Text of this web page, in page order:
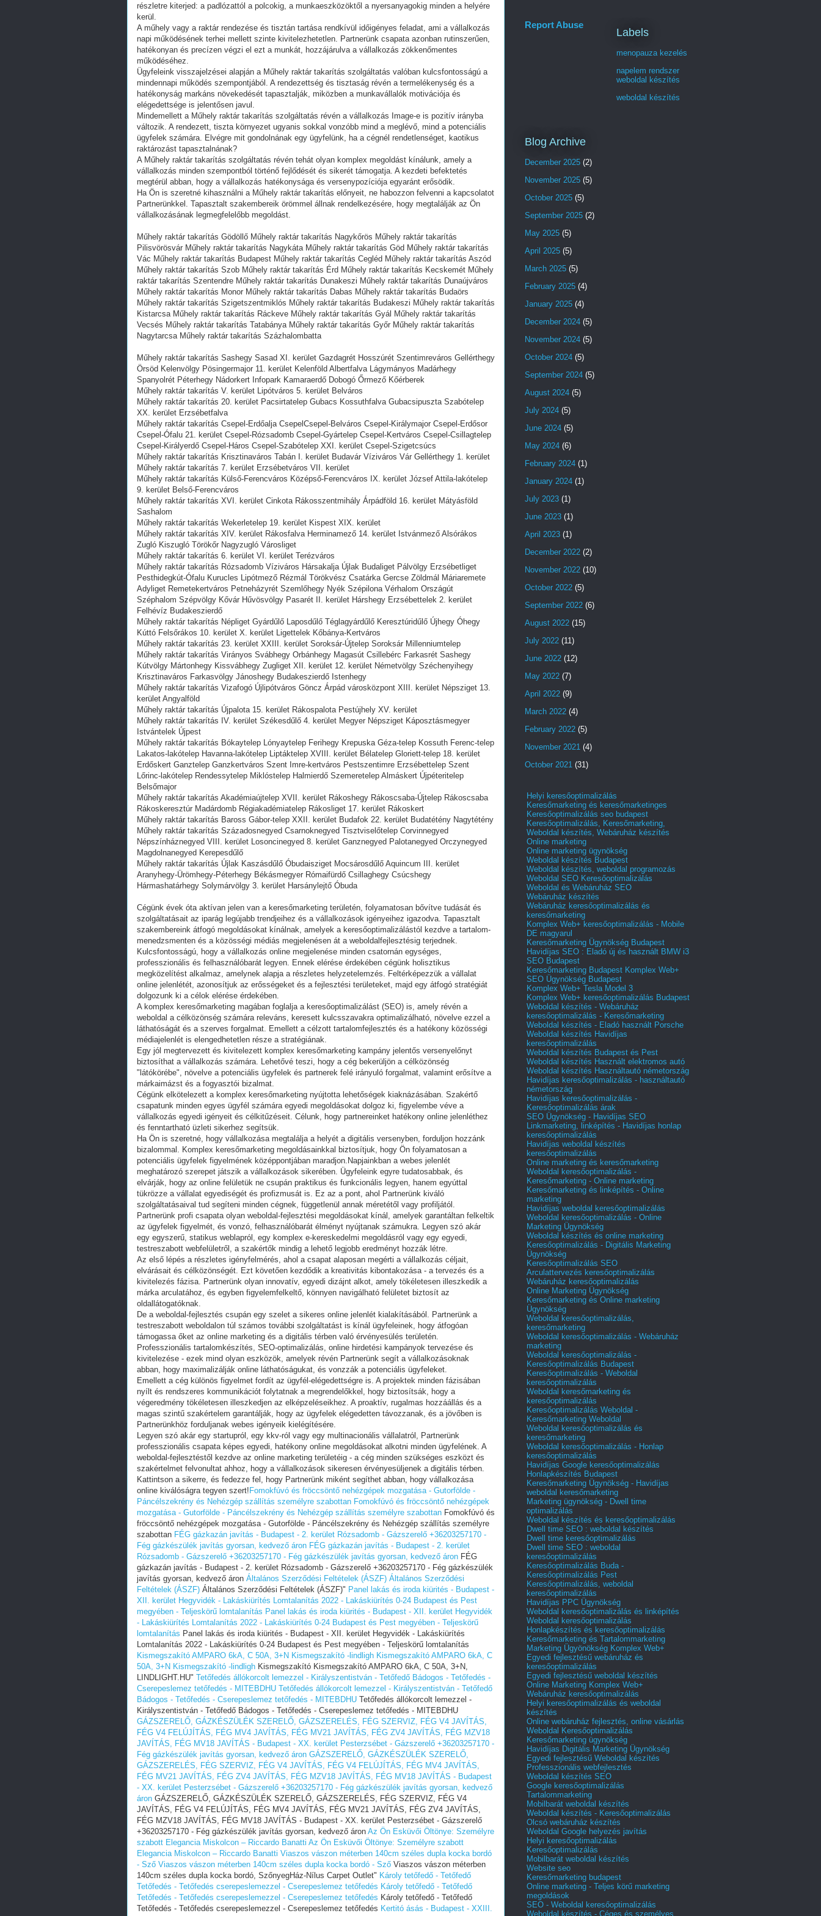
részletre kiterjed: a padlózattól a polcokig, a munkaeszközöktől a nyersanyagokig minden a helyére
kerül.
A műhely vagy a raktár rendezése és tisztán tartása rendkívül időigényes feladat, ami a vállalkozás
napi működésének terhei mellett szinte kivitelezhetetlen. Partnerünk csapata azonban rutinszerűen,
hatékonyan és precízen végzi el ezt a munkát, hozzájárulva a vállalkozás zökkenőmentes
működéséhez.
Ügyfeleink visszajelzései alapján a Műhely raktár takarítás szolgáltatás valóban kulcsfontosságú a
mindennapi működés szempontjából. A rendezettség és tisztaság révén a termelékenység és a
hatékonyság markáns növekedését tapasztalják, miközben a munkavállalók motivációja és
elégedettsége is jelentősen javul.
Mindemellett a Műhely raktár takarítás szolgáltatás révén a vállalkozás Image-e is pozitív irányba
változik. A rendezett, tiszta környezet ugyanis sokkal vonzóbb mind a meglévő, mind a potenciális
ügyfelek számára. Elvégre mit gondolnának egy ügyfelünk, ha a cégnél rendetlenséget, kaotikus
raktározást tapasztalnának?
A Műhely raktár takarítás szolgáltatás révén tehát olyan komplex megoldást kínálunk, amely a
vállalkozás minden szempontból történő fejlődését és sikerét támogatja. A kezdeti befektetés
megtérül abban, hogy a vállalkozás hatékonysága és versenypozíciója egyaránt erősödik.
Ha Ön is szeretné kihasználni a Műhely raktár takarítás előnyeit, ne habozzon felvenni a kapcsolatot
Partnerünkkel. Tapasztalt szakembereik örömmel állnak rendelkezésére, hogy megtalálják az Ön
vállalkozásának legmegfelelőbb megoldást.
Műhely raktár takarítás Gödöllő Műhely raktár takarítás Nagykőrös Műhely raktár takarítás
Pilisvörösvár Műhely raktár takarítás Nagykáta Műhely raktár takarítás Göd Műhely raktár takarítás
Vác Műhely raktár takarítás Budapest Műhely raktár takarítás Cegléd Műhely raktár takarítás Aszód
Műhely raktár takarítás Szob Műhely raktár takarítás Érd Műhely raktár takarítás Kecskemét Műhely
raktár takarítás Szentendre Műhely raktár takarítás Dunakeszi Műhely raktár takarítás Dunaújváros
Műhely raktár takarítás Monor Műhely raktár takarítás Dabas Műhely raktár takarítás Budaörs
Műhely raktár takarítás Szigetszentmiklós Műhely raktár takarítás Budakeszi Műhely raktár takarítás
Kistarcsa Műhely raktár takarítás Ráckeve Műhely raktár takarítás Gyál Műhely raktár takarítás
Vecsés Műhely raktár takarítás Tatabánya Műhely raktár takarítás Győr Műhely raktár takarítás
Nagytarcsa Műhely raktár takarítás Százhalombatta
Műhely raktár takarítás Sashegy Sasad XI. kerület Gazdagrét Hosszúrét Szentimreváros Gellérthegy
Örsöd Kelenvölgy Pösingermajor 11. kerület Kelenföld Albertfalva Lágymányos Madárhegy
Spanyolrét Péterhegy Nádorkert Infopark Kamaraerdő Dobogó Őrmező Kőérberek
Műhely raktár takarítás V. kerület Lipótváros 5. kerület Belváros
Műhely raktár takarítás 20. kerület Pacsirtatelep Gubacs Kossuthfalva Gubacsipuszta Szabótelep
XX. kerület Erzsébetfalva
Műhely raktár takarítás Csepel-Erdőalja CsepelCsepel-Belváros Csepel-Királymajor Csepel-Erdősor
Csepel-Ófalu 21. kerület Csepel-Rózsadomb Csepel-Gyártelep Csepel-Kertváros Csepel-Csillagtelep
Csepel-Királyerdő Csepel-Háros Csepel-Szabótelep XXI. kerület Csepel-Szigetcsúcs
Műhely raktár takarítás Krisztinaváros Tabán I. kerület Budavár Víziváros Vár Gellérthegy 1. kerület
Műhely raktár takarítás 7. kerület Erzsébetváros VII. kerület
Műhely raktár takarítás Külső-Ferencváros Középső-Ferencváros IX. kerület József Attila-lakótelep
9. kerület Belső-Ferencváros
Műhely raktár takarítás XVI. kerület Cinkota Rákosszentmihály Árpádföld 16. kerület Mátyásföld
Sashalom
Műhely raktár takarítás Wekerletelep 19. kerület Kispest XIX. kerület
Műhely raktár takarítás XIV. kerület Rákosfalva Herminamező 14. kerület Istvánmező Alsórákos
Zugló Kiszugló Törökőr Nagyzugló Városliget
Műhely raktár takarítás 6. kerület VI. kerület Terézváros
Műhely raktár takarítás Rózsadomb Víziváros Hársakalja Újlak Budaliget Pálvölgy Erzsébetliget
Pesthidegkút-Ófalu Kurucles Lipótmező Rézmál Törökvész Csatárka Gercse Zöldmál Máriaremete
Adyliget Remetekertváros Petneházyrét Szemlőhegy Nyék Szépilona Vérhalom Országút
Széphalom Szépvölgy Kővár Hűvösvölgy Pasarét II. kerület Hárshegy Erzsébettelek 2. kerület
Felhévíz Budakeszierdő
Műhely raktár takarítás Népliget Gyárdűlő Laposdűlő Téglagyárdűlő Keresztúridűlő Újhegy Óhegy
Kúttó Felsőrákos 10. kerület X. kerület Ligettelek Kőbánya-Kertváros
Műhely raktár takarítás 23. kerület XXIII. kerület Soroksár-Újtelep Soroksár Millenniumtelep
Műhely raktár takarítás Virányos Svábhegy Orbánhegy Magasút Csillebérc Farkasrét Sashegy
Kútvölgy Mártonhegy Kissvábhegy Zugliget XII. kerület 12. kerület Németvölgy Széchenyihegy
Krisztinaváros Farkasvölgy Jánoshegy Budakeszierdő Istenhegy
Műhely raktár takarítás Vizafogó Újlipótváros Göncz Árpád városközpont XIII. kerület Népsziget 13.
kerület Angyalföld
Műhely raktár takarítás Újpalota 15. kerület Rákospalota Pestújhely XV. kerület
Műhely raktár takarítás IV. kerület Székesdűlő 4. kerület Megyer Népsziget Káposztásmegyer
Istvántelek Újpest
Műhely raktár takarítás Bókaytelep Lónyaytelep Ferihegy Krepuska Géza-telep Kossuth Ferenc-telep
Lakatos-lakótelep Havanna-lakótelep Liptáktelep XVIII. kerület Bélatelep Gloriett-telep 18. kerület
Erdőskert Ganztelep Ganzkertváros Szent Imre-kertváros Pestszentimre Erzsébettelep Szent
Lőrinc-lakótelep Rendessytelep Miklóstelep Halmierdő Szemeretelep Almáskert Újpéteritelep
Belsőmajor
Műhely raktár takarítás Akadémiaújtelep XVII. kerület Rákoshegy Rákoscsaba-Újtelep Rákoscsaba
Rákoskeresztúr Madárdomb Régiakadémiatelep Rákosliget 17. kerület Rákoskert
Műhely raktár takarítás Baross Gábor-telep XXII. kerület Budafok 22. kerület Budatétény Nagytétény
Műhely raktár takarítás Századosnegyed Csarnoknegyed Tisztviselőtelep Corvinnegyed
Népszínháznegyed VIII. kerület Losoncinegyed 8. kerület Ganznegyed Palotanegyed Orczynegyed
Magdolnanegyed Kerepesdűlő
Műhely raktár takarítás Újlak Kaszásdűlő Óbudaisziget Mocsárosdűlő Aquincum III. kerület
Aranyhegy-Ürömhegy-Péterhegy Békásmegyer Rómaifürdő Csillaghegy Csúcshegy
Hármashatárhegy Solymárvölgy 3. kerület Harsánylejtő Óbuda
Cégünk évek óta aktívan jelen van a keresőmarketing területén, folyamatosan bővítve tudását és
szolgáltatásait az iparág legújabb trendjeihez és a vállalkozások igényeihez igazodva. Tapasztalt
szakembereink átfogó megoldásokat kínálnak, amelyek a keresőoptimalizálástól kezdve a tartalom-
menedzsmenten és a közösségi médiás megjelenésen át a weboldalfejlesztésig terjednek.
Kulcsfontosságú, hogy a vállalkozás online megjelenése minden csatornán egységes,
professzionális és felhasználóbarát legyen. Ennek elérése érdekében cégünk holisztikus
megközelítést alkalmaz, amelynek alapja a részletes helyzetelemzés. Feltérképezzük a vállalat
online jelenlétét, azonosítjuk az erősségeket és a fejlesztési területeket, majd egy átfogó stratégiát
dolgozunk ki a célok elérése érdekében.
A komplex keresőmarketing magában foglalja a keresőoptimalizálást (SEO) is, amely révén a
weboldal a célközönség számára releváns, keresett kulcsszavakra optimalizálható, növelve ezzel a
láthatóságát és a szerves forgalmat. Emellett a célzott tartalomfejlesztés és a hatékony közösségi
médiajelenlét is elengedhetetlen része a stratégiának.
Egy jól megtervezett és kivitelezett komplex keresőmarketing kampány jelentős versenyelőnyt
biztosíthat a vállalkozás számára. Lehetővé teszi, hogy a cég bekerüljön a célközönség
"látókörébe", növelve a potenciális ügyfelek és partnerek felé irányuló forgalmat, valamint erősítve a
márkaimázst és a fogyasztói bizalmat.
Cégünk elkötelezett a komplex keresőmarketing nyújtotta lehetőségek kiaknázásában. Szakértő
csapatunk minden egyes ügyfél számára egyedi megoldásokat dolgoz ki, figyelembe véve a
vállalkozás egyedi igényeit és célkitűzéseit. Célunk, hogy partnereinket hatékony online jelenléthez
és fenntartható üzleti sikerhez segítsük.
Ha Ön is szeretné, hogy vállalkozása megtalálja a helyét a digitális versenyben, forduljon hozzánk
bizalommal. Komplex keresőmarketing megoldásainkkal biztosítjuk, hogy Ön folyamatosan a
potenciális ügyfelek figyelmének középpontjában maradjon.Napjainkban a webes jelenlét
meghatározó szerepet játszik a vállalkozások sikerében. Ügyfeleink egyre tudatosabbak, és
elvárják, hogy az online felületük ne csupán praktikus és funkcionális legyen, hanem egyúttal
tükrözze a vállalat egyediségét és profizmusát is. Ez az a pont, ahol Partnerünk kiváló
szolgáltatásaival tud segíteni minden cégnek, függetlenül annak méretétől vagy profiljától.
Partnerünk profi csapata olyan weboldal-fejlesztési megoldásokat kínál, amelyek garantáltan felkeltik
az ügyfelek figyelmét, és vonzó, felhasználóbarát élményt nyújtanak számukra. Legyen szó akár
egy egyszerű, statikus weblapról, egy komplex e-kereskedelmi megoldásról vagy egy egyedi,
testreszabott webfelületről, a szakértők mindig a lehető legjobb eredményt hozzák létre.
Az első lépés a részletes igényfelmérés, ahol a csapat alaposan megérti a vállalkozás céljait,
elvárásait és célközönségét. Ezt követően kezdődik a kreativitás kibontakozása - a tervezés és a
kivitelezés fázisa. Partnerünk olyan innovatív, egyedi dizájnt alkot, amely tökéletesen illeszkedik a
márka arculatához, és egyben figyelemfelkeltő, könnyen navigálható felületet biztosít az
oldallátogatóknak.
De a weboldal-fejlesztés csupán egy szelet a sikeres online jelenlét kialakításából. Partnerünk a
testreszabott weboldalon túl számos további szolgáltatást is kínál ügyfeleinek, hogy átfogóan
támogassa őket az online marketing és a digitális térben való érvényesülés területén.
Professzionális tartalomkészítés, SEO-optimalizálás, online hirdetési kampányok tervezése és
kivitelezése - ezek mind olyan eszközök, amelyek révén Partnerünk segít a vállalkozásoknak
abban, hogy maximalizálják online láthatóságukat, és vonzzák a potenciális ügyfeleket.
Emellett a cég különös figyelmet fordít az ügyfél-elégedettségre is. A projektek minden fázisában
nyílt és rendszeres kommunikációt folytatnak a megrendelőkkel, hogy biztosítsák, hogy a
végeredmény tökéletesen illeszkedjen az elképzeléseikhez. A proaktív, rugalmas hozzáállás és a
magas szintű szakértelem garantálják, hogy az ügyfelek elégedetten távozzanak, és a jövőben is
Partnerünkhöz forduljanak webes igényeik kielégítésére.
Legyen szó akár egy startupról, egy kkv-ról vagy egy multinacionális vállalatról, Partnerünk
professzionális csapata képes egyedi, hatékony online megoldásokat alkotni minden ügyfelének. A
weboldal-fejlesztéstől kezdve az online marketing területéig - a cég minden szükséges eszközt és
szakértelmet felvonultat ahhoz, hogy a vállalkozások sikeresen érvényesüljenek a digitális térben.
Kattintson a sikerre, és fedezze fel, hogy Partnerünk miként segíthet abban, hogy vállalkozása
online kiválóságra tegyen szert! Fomokfúvó és fröccsöntő nehézgépek mozgatása - Gutorfölde -
Páncélszekrény és Nehézgép szállítás személyre szabottan Fomokfúvó és fröccsöntő nehézgépek
mozgatása - Gutorfölde - Páncélszekrény és Nehézgép szállítás személyre szabottan Fomokfúvó és
fröccsöntő nehézgépek mozgatása - Gutorfölde - Páncélszekrény és Nehézgép szállítás személyre
szabottan FÉG gázkazán javítás - Budapest - 2. kerület Rózsadomb - Gázszerelő +36203257170 -
Fég gázkészülék javítás gyorsan, kedvező áron FÉG gázkazán javítás - Budapest - 2. kerület
Rózsadomb - Gázszerelő +36203257170 - Fég gázkészülék javítás gyorsan, kedvező áron FÉG
gázkazán javítás - Budapest - 2. kerület Rózsadomb - Gázszerelő +36203257170 - Fég gázkészülék
javítás gyorsan, kedvező áron Általános Szerződési Feltételek (ÁSZF) Általános Szerződési
Feltételek (ÁSZF) Általános Szerződési Feltételek (ÁSZF)" Panel lakás és iroda kiürités - Budapest -
XII. kerület Hegyvidék - Lakáskiürítés Lomtalanítás‎ 2022 - Lakáskiürítés 0-24 Budapest és Pest
megyében‎ - Teljeskörű lomtalanítás Panel lakás és iroda kiürités - Budapest - XII. kerület Hegyvidék
- Lakáskiürítés Lomtalanítás‎ 2022 - Lakáskiürítés 0-24 Budapest és Pest megyében‎ - Teljeskörű
lomtalanítás Panel lakás és iroda kiürités - Budapest - XII. kerület Hegyvidék - Lakáskiürítés
Lomtalanítás‎ 2022 - Lakáskiürítés 0-24 Budapest és Pest megyében‎ - Teljeskörű lomtalanítás
Kismegszakító AMPARO 6kA, C 50A, 3+N Kismegszakító -lindligh Kismegszakító AMPARO 6kA, C
50A, 3+N Kismegszakító -lindligh Kismegszakító Kismegszakító AMPARO 6kA, C 50A, 3+N,
LINDLIGHT.HU" Tetőfedés állókorcolt lemezzel - Királyszentistván - Tetőfedő Bádogos - Tetőfedés -
Cserepeslemez tetőfedés - MITEBDHU Tetőfedés állókorcolt lemezzel - Királyszentistván - Tetőfedő
Bádogos - Tetőfedés - Cserepeslemez tetőfedés - MITEBDHU Tetőfedés állókorcolt lemezzel -
Királyszentistván - Tetőfedő Bádogos - Tetőfedés - Cserepeslemez tetőfedés - MITEBDHU
GÁZSZERELŐ, GÁZKÉSZÜLÉK SZERELŐ, GÁZSZERELÉS, FÉG SZERVIZ, FÉG V4 JAVÍTÁS,
FÉG V4 FELÚJÍTÁS, FÉG MV4 JAVÍTÁS, FÉG MV21 JAVÍTÁS, FÉG ZV4 JAVÍTÁS, FÉG MZV18
JAVÍTÁS, FÉG MV18 JAVÍTÁS - Budapest - XX. kerület Pesterzsébet - Gázszerelő +36203257170 -
Fég gázkészülék javítás gyorsan, kedvező áron GÁZSZERELŐ, GÁZKÉSZÜLÉK SZERELŐ,
GÁZSZERELÉS, FÉG SZERVIZ, FÉG V4 JAVÍTÁS, FÉG V4 FELÚJÍTÁS, FÉG MV4 JAVÍTÁS,
FÉG MV21 JAVÍTÁS, FÉG ZV4 JAVÍTÁS, FÉG MZV18 JAVÍTÁS, FÉG MV18 JAVÍTÁS - Budapest
- XX. kerület Pesterzsébet - Gázszerelő +36203257170 - Fég gázkészülék javítás gyorsan, kedvező
áron GÁZSZERELŐ, GÁZKÉSZÜLÉK SZERELŐ, GÁZSZERELÉS, FÉG SZERVIZ, FÉG V4
JAVÍTÁS, FÉG V4 FELÚJÍTÁS, FÉG MV4 JAVÍTÁS, FÉG MV21 JAVÍTÁS, FÉG ZV4 JAVÍTÁS,
FÉG MZV18 JAVÍTÁS, FÉG MV18 JAVÍTÁS - Budapest - XX. kerület Pesterzsébet - Gázszerelő
+36203257170 - Fég gázkészülék javítás gyorsan, kedvező áron Az Ön Esküvői Öltönye: Személyre
szabott Elegancia Miskolcon – Riccardo Banatti Az Ön Esküvői Öltönye: Személyre szabott
Elegancia Miskolcon – Riccardo Banatti Viaszos vászon méterben 140cm széles dupla kocka bordó
- Sző Viaszos vászon méterben 140cm széles dupla kocka bordó - Sző Viaszos vászon méterben
140cm széles dupla kocka bordó, SzőnyegHáz-Nílus Carpet Outlet" Károly tetőfedő - Tetőfedő
Tetőfedés - Tetőfedés cserepeslemezzel - Cserepeslemez tetőfedés Károly tetőfedő - Tetőfedő
Tetőfedés - Tetőfedés cserepeslemezzel - Cserepeslemez tetőfedés Károly tetőfedő - Tetőfedő
Tetőfedés - Tetőfedés cserepeslemezzel - Cserepeslemez tetőfedés Kertitó ásás - Budapest - XXIII.
Report Abuse
Labels
menopauza kezelés
napelem rendszer
weboldal készítés
weboldal készítés
Blog Archive
December 2025 (2)
November 2025 (5)
October 2025 (5)
September 2025 (2)
May 2025 (5)
April 2025 (5)
March 2025 (5)
February 2025 (4)
January 2025 (4)
December 2024 (5)
November 2024 (5)
October 2024 (5)
September 2024 (5)
August 2024 (5)
July 2024 (5)
June 2024 (5)
May 2024 (6)
February 2024 (1)
January 2024 (1)
July 2023 (1)
June 2023 (1)
April 2023 (1)
December 2022 (2)
November 2022 (10)
October 2022 (5)
September 2022 (6)
August 2022 (15)
July 2022 (11)
June 2022 (12)
May 2022 (7)
April 2022 (9)
March 2022 (4)
February 2022 (5)
November 2021 (4)
October 2021 (31)
Helyi keresőoptimalizálás
Keresőmarketing és keresőmarketinges
Keresőoptimalizálás seo budapest
Keresőoptimalizálás, Keresőmarketing,
Weboldal készítés, Webáruház készítés
Online marketing
Online marketing ügynökség
Weboldal készítés Budapest
Weboldal készítés, weboldal programozás
Weboldal SEO Keresőoptimalizálás
Weboldal és Webáruház SEO
Webáruház készítés
Webáruház keresőoptimalizálás és
keresőmarketing
Komplex Web+ keresőoptimalizálás - Mobile
DE magyarul
Keresőmarketing Ügynökség Budapest
Havidíjas SEO : Eladó új és használt BMW i3
SEO Budapest
Keresőmarketing Budapest Komplex Web+
SEO Ügynökség Budapest
Komplex Web+ Tesla Model 3
Komplex Web+ keresőoptimalizálás Budapest
Weboldal készítés - Webáruház
keresőoptimalizálás - Keresőmarketing
Weboldal készítés - Eladó használt Porsche
Weboldal készítés Havidíjas
keresőoptimalizálás
Weboldal készítés Budapest és Pest
Weboldal készítés Használt elektromos autó
Weboldal készítés Használtautó németország
Havidíjas keresőoptimalizálás - használtautó
németország
Havidíjas keresőoptimalizálás -
Keresőoptimalizálás árak
SEO Ügynökség - Havidíjas SEO
Linkmarketing, linképítés - Havidíjas honlap
keresőoptimalizálás
Havidíjas weboldal készítés
keresőoptimalizálás
Online marketing és keresőmarketing
Weboldal keresőoptimalizálás -
Keresőmarketing - Online marketing
Keresőmarketing és linképítés - Online
marketing
Havidíjas weboldal keresőoptimalizálás
Weboldal keresőoptimalizálás - Online
Marketing Ügynökség
Weboldal készítés és online marketing
Keresőoptimalizálás - Digitális Marketing
Ügynökség
Keresőoptimalizálás SEO
Arculattervezés keresőoptimalizálás
Webáruház keresőoptimalizálás
Online Marketing Ügynökség
Keresőmarketing és Online marketing
Ügynökség
Weboldal keresőoptimalizálás,
keresőmarketing
Weboldal keresőoptimalizálás - Webáruház
marketing
Weboldal keresőoptimalizálás -
Keresőoptimalizálás Budapest
Keresőoptimalizálás - Weboldal
keresőoptimalizálás
Weboldal keresőmarketing és
keresőoptimalizálás
Keresőoptimalizálás Weboldal -
Keresőmarketing Weboldal
Weboldal keresőoptimalizálás és
keresőmarketing
Weboldal keresőoptimalizálás - Honlap
keresőoptimalizálás
Havidíjas Google keresőoptimalizálás
Honlapkészítés Budapest
Keresőmarketing Ügynökség - Havidíjas
weboldal keresőmarketing
Marketing ügynökség - Dwell time
optimalizálás
Weboldal készítés és keresőoptimalizálás
Dwell time SEO : weboldal készítés
Dwell time keresőoptimalizálás
Dwell time SEO : weboldal
keresőoptimalizálás
Keresőoptimalizálás Buda -
Keresőoptimalizálás Pest
Keresőoptimalizálás, weboldal
keresőoptimalizálás
Havidíjas PPC Ügynökség
Weboldal keresőoptimalizálás és linképítés
Weboldal keresőoptimalizálás
Honlapkészítés és keresőoptimalizálás
Keresőmarketing és Tartalommarketing
Marketing Ügyönökség Komplex Web+
Egyedi fejlesztésű webáruház és
keresőoptimalizálás
Egyedi fejlesztésű weboldal készítés
Online Marketing Komplex Web+
Webáruház keresőoptimalizálás
Helyi keresőoptimalizálás és weboldal
készítés
Online webáruház fejlesztés, online vásárlás
Weboldal Keresőoptimalizálás
Keresőmarketing ügynökség
Havidíjas Digitális Marketing Ügynökség
Egyedi fejlesztésű Weboldal készítés
Professzionális webfejlesztés
Weboldal készítés SEO
Google keresőoptimalizálás
Tartalommarketing
Mobilbarát weboldal készítés
Weboldal készítés - Keresőoptimalizálás
Olcsó webáruház készítés
Weboldal Google helyezés javítás
Helyi keresőoptimalizálás
Keresőoptimalizálás
Mobilbarát weboldal készítés
Website seo
Keresőmarketing budapest
Online marketing - Teljes körű marketing
megoldások
SEO - Weboldal keresőoptimalizálás
Weboldal készítés - Céges és személyes